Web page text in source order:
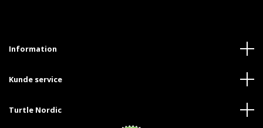
Information
Kunde service
Turtle Nordic